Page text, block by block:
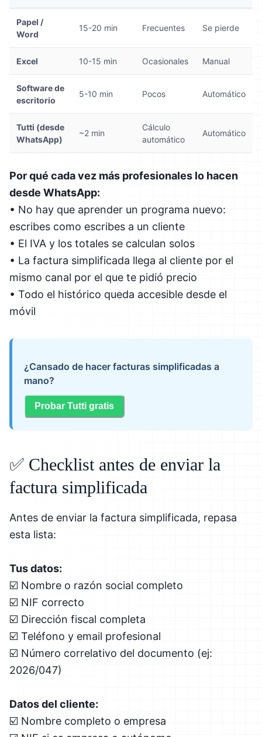
Papel /
Word
15-20 min Frecuentes Se pierde
Excel 10-15 min Ocasionales Manual
Software de
escritorio
5-10 min Pocos Automático
Tutti (desde
WhatsApp)
~2 min
Cálculo
automático
Automático
Por qué cada vez más profesionales lo hacen
desde WhatsApp:
• No hay que aprender un programa nuevo:
escribes como escribes a un cliente
• El IVA y los totales se calculan solos
• La factura simplificada llega al cliente por el
mismo canal por el que te pidió precio
• Todo el histórico queda accesible desde el
móvil
¿Cansado de hacer facturas simplificadas a
mano?
Probar Tutti gratis
✅ Checklist antes de enviar la
factura simplificada
Antes de enviar la factura simplificada, repasa
esta lista:
Tus datos:
☑️ Nombre o razón social completo
☑️ NIF correcto
☑️ Dirección fiscal completa
☑️ Teléfono y email profesional
☑️ Número correlativo del documento (ej:
2026/047)
Datos del cliente:
☑️ Nombre completo o empresa